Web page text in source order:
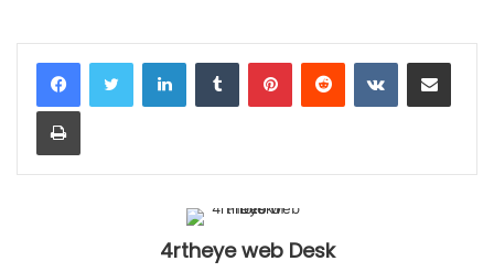
LinkedInTumblr PinterestReddit VKontakteShare via Email
Print
4rtheye web Desk